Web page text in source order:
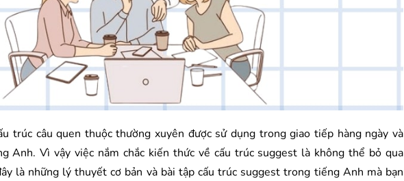
trúc câu quen thuộc thường xuyên được sử dụng trong giao tiếp hàng ngày và
Anh. Vì vậy việc nắm chắc kiến thức về cấu trúc suggest là không thể bỏ qua
là những lý thuyết cơ bản và bài tập cấu trúc suggest trong tiếng Anh mà bạn